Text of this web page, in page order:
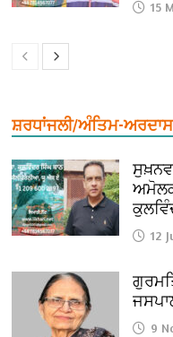
15
ਸ਼ਰਧਾਂਜਲੀ/ਅੰਤਿਮ-
12
9